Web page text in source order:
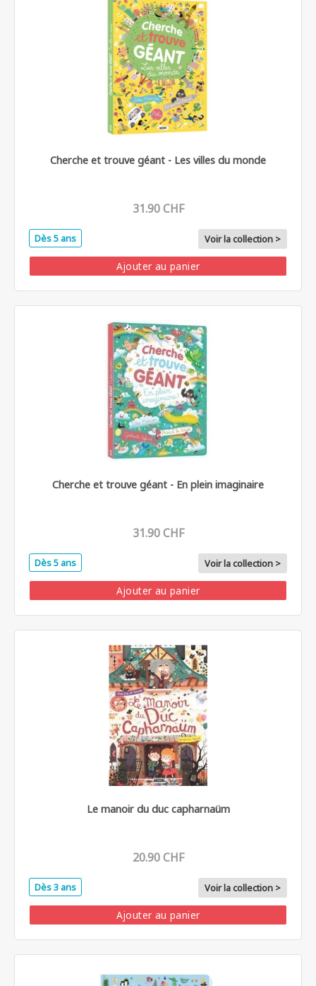
Cherche et trouve géant - Les villes du monde
31.90 CHF
Dès 5 ans Voir la collection >
Ajouter au panier
Cherche et trouve géant - En plein imaginaire
31.90 CHF
Dès 5 ans Voir la collection >
Ajouter au panier
Le manoir du duc capharnaüm
20.90 CHF
Dès 3 ans Voir la collection >
Ajouter au panier